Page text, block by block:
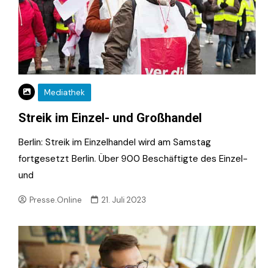
Mediathek
Streik im Einzel- und Großhandel
Berlin: Streik im Einzelhandel wird am Samstag
fortgesetzt Berlin. Über 900 Beschäftigte des Einzel-
und
Presse.Online 21. Juli 2023